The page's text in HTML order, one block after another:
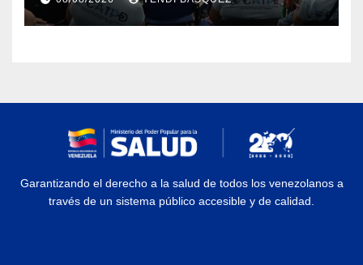
discapacidad
Garantizando el derecho a la salud de todos los venezolanos a
través de un sistema público accesible y de calidad.